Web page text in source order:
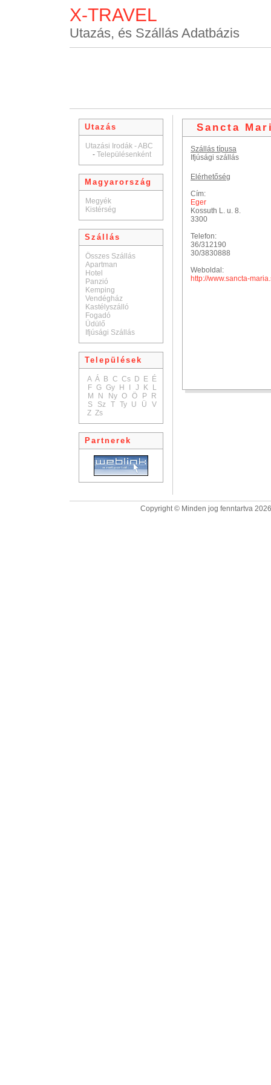
X-TRAVEL
Utazás, és Szállás Adatbázis
Utazás
Utazási Irodák - ABC
- Településenként
Magyarország
Megyék
Kistérség
Szállás
Összes Szállás
Apartman
Hotel
Panzió
Kemping
Vendégház
Kastélyszálló
Fogadó
Üdülő
Ifjúsági Szállás
Települések
A Á B C Cs D E É
F G Gy H J K
L
M
N Ny O Ö P
R
S
Sz T Ty U Ü
V
Z Zs
Partnerek
Sancta
Szállás típusa
Ifjúsági szállás
Elérhetőség
Cím:
Eger
Kossuth L. u. 8.
3300
Telefon:
36/312190
30/3830888
Weboldal:
http://www.sancta-
Copyright © Minden jog fenntartva